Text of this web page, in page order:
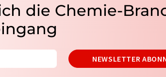
die Chemie-
NEWSLETTER